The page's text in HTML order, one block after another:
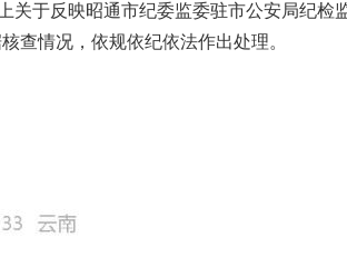
于反映昭通市纪委监委驻市公安局纪检
查情况，依规依纪依法作出处理。